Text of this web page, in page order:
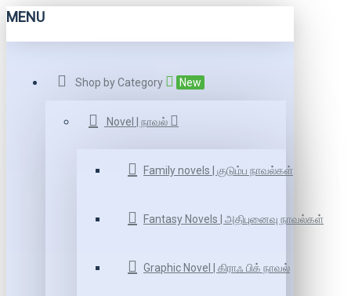
MENU
Shop by Category New
Novel | நாவல்
Family novels | குடும்ப நாவல்கள்
Fantasy Novels | அதிபுனைவு நாவல்கள்
Graphic Novel | கிராஃ பிக் நாவல்